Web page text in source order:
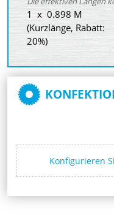
1 x 0.898 M
(Kurzlänge, Rabatt:
20%)
Konfigurieren